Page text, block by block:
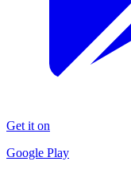
Get it on
Google Play